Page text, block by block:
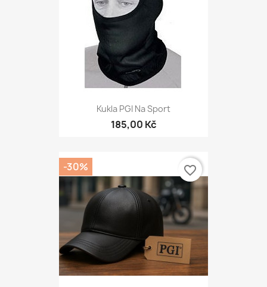
Kukla PGI Na Sport
185,00 Kč
-30% favorite_border